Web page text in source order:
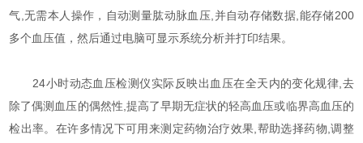
气,无需本人操作，自动测量肱动脉血压,并自动存储数据,能存储200
多个血压值，然后通过电脑可显示系统分析并打印结果。
24小时动态血压检测仪实际反映出血压在全天内的变化规律,去
除了偶测血压的偶然性,提高了早期无症状的轻高血压或临界高血压的
检出率。在许多情况下可用来测定药物治疗效果,帮助选择药物,调整